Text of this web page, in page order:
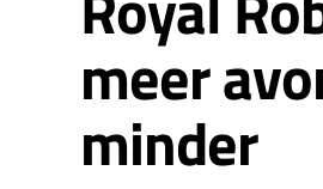
meer
minder